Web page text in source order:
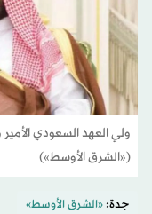
ولي العهد السعودي
(«الشرق الأوسط»)
جدة:«الشرق الأوسط»